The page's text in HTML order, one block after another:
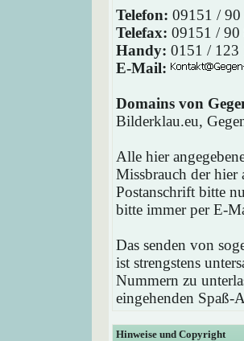
Telefon: 09151 /
Telefax: 09151 / 90
Handy: 0151 / 123
E-Mail:
Domains von
Bilderklau.eu,
Alle hier
Missbrauch der
Postanschrift bitte
bitte immer per E-
Das senden von
ist strengstens
Nummern zu
eingehenden Spaß-
Hinweise und Copyright